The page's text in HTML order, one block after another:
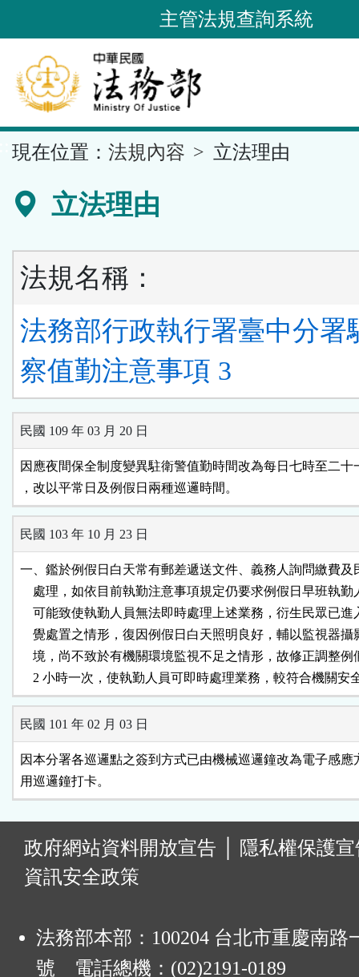
到
要
內
容
區
主管法規查詢系統
現在位置： 法規內容 立法理由
立法理由
法規名稱：
法務部行政執行署臺中分署
察值勤注意事項 3
民國 109 年 03 月 20 日
因應夜間保全制度變異駐衛警值勤時間改為每日七時至二
，改以平常日及例假日兩種巡邏時間。
民國 103 年 10 月 23 日
一、鑑於例假日白天常有郵差遞送文件、義務人詢問繳費及
處理，如依目前執勤注意事項規定仍要求例假日早班執
可能致使執勤人員無法即時處理上述業務，衍生民眾已
覺處置之情形，復因例假日白天照明良好，輔以監視器
境，尚不致於有機關環境監視不足之情形，故修正調整
2 小時一次，使執勤人員可即時處理業務，較符合機關安
民國 101 年 02 月 03 日
因本分署各巡邏點之簽到方式已由機械巡邏鐘改為電子感
用巡邏鐘打卡。
政府網站資料開放宣告
隱私權保護
資訊安全政策
法務部本部：100204 台北市重慶南路
號 電話總機：(02)2191-0189